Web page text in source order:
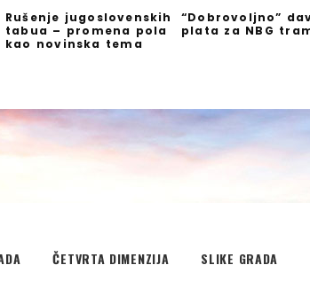
Rušenje jugoslovenskih
tabua – promena pola
kao novinska tema
“Dobrovoljno”
plata za NBG
ČETVRTA DIMENZIJA SLIKE GRADA